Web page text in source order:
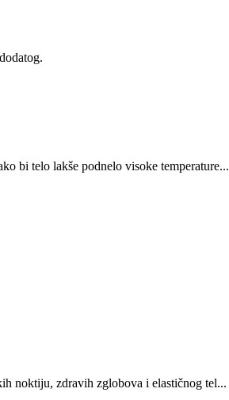
bi telo lakše podnelo visoke temperature...
noktiju, zdravih zglobova i elastičnog tel...